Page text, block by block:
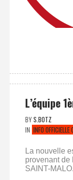
L’équipe
BYS.BOTZ
IN INFO OFFICIELLE
La nouvelle
provenant de
SAINT-